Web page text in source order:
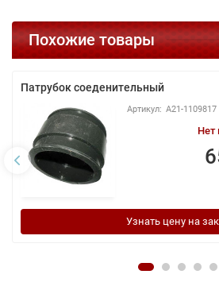
Похожие товары
Патрубок cоеденительный
A21-1109817
Нет
Узнать цену на